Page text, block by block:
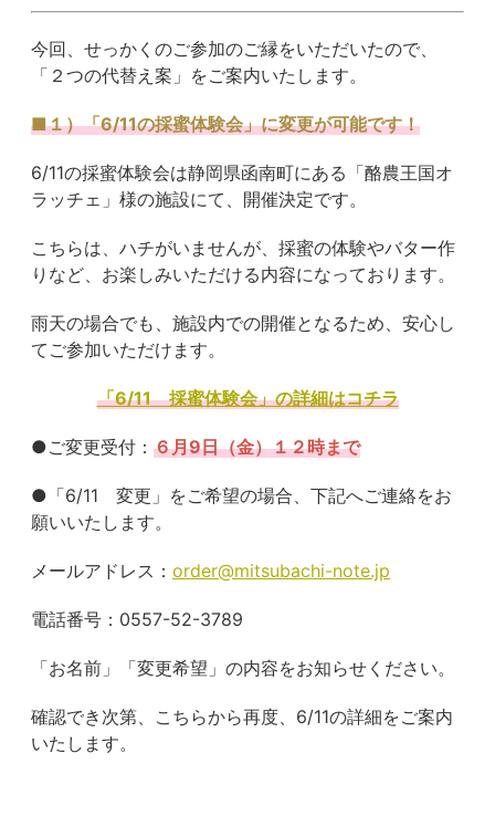
今回、せっかくのご参加のご縁をいただいたので、
「２つの代替え案」をご案内いたします。
■１）「6/11の採蜜体験会」に変更が可能です！
6/11の採蜜体験会は静岡県函南町にある「酪農王国オ
ラッチェ」様の施設にて、開催決定です。
こちらは、ハチがいませんが、採蜜の体験やバター作
りなど、お楽しみいただける内容になっております。
雨天の場合でも、施設内での開催となるため、安心し
てご参加いただけます。
「6/11 採蜜体験会」の詳細はコチラ
●ご変更受付： ６月9日（金）１２時まで
●「6/11 変更」をご希望の場合、下記へご連絡をお
願いいたします。
メールアドレス： order@mitsubachi-note.jp
電話番号：0557-52-3789
「お名前」「変更希望」の内容をお知らせください。
確認でき次第、こちらから再度、6/11の詳細をご案内
いたします。